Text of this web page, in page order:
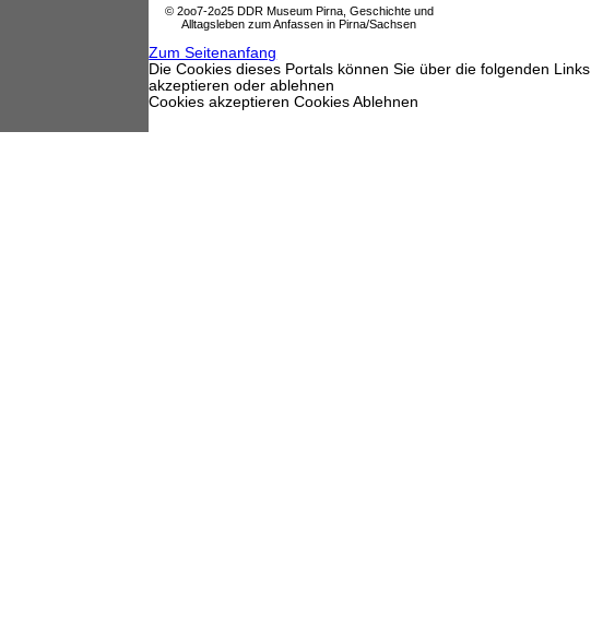
© 2oo7-2o25 DDR Museum Pirna, Geschichte und
Alltagsleben zum Anfassen in Pirna/Sachsen
Zum Seitenanfang
Die Cookies dieses Portals können Sie über die folgenden Links
akzeptieren oder ablehnen
Cookies akzeptieren Cookies Ablehnen